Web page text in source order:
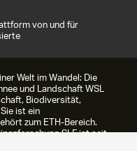
von und für
Welt im Wandel: Die
und Landschaft WSL
Biodiversität,
ist ein
zum ETH-Bereich.
SLF ist seit